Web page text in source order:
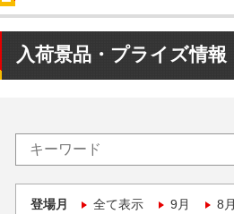
入荷景品・プライズ情報
登場月 全て表示 9月 8月